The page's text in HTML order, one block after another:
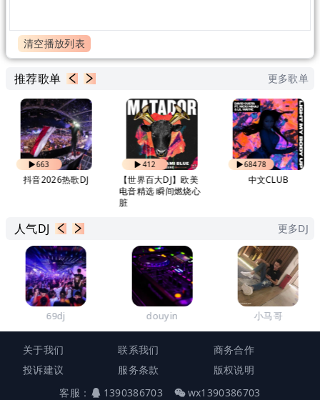
清空播放列表
推荐歌单 更多歌单
663
抖音2026热歌DJ
412
【世界百大DJ】欧美
电音精选 瞬间燃烧心
脏
68478
中文CLUB
人气DJ 更多DJ
69dj douyin 小马哥
关于我们 联系我们
商务合作
投诉建议
服务条款
版权说明
客服：
1390386703 wx1390386703